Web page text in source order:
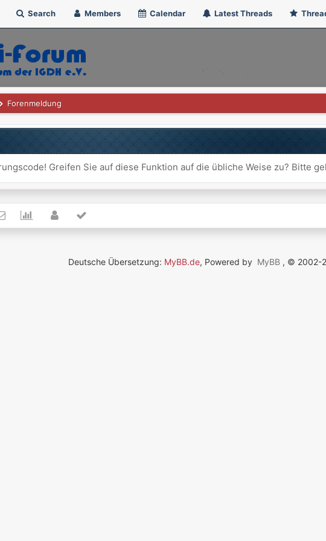
Search Members Calendar Latest Threads
Forenmeldung
Greifen Sie auf diese Funktion auf die übliche Weise zu? Bitte
Deutsche Übersetzung: MyBB.de, Powered by MyBB , © 2002-